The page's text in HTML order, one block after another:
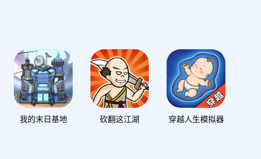
我的末日基地 砍翻这江湖 穿越人生模拟器